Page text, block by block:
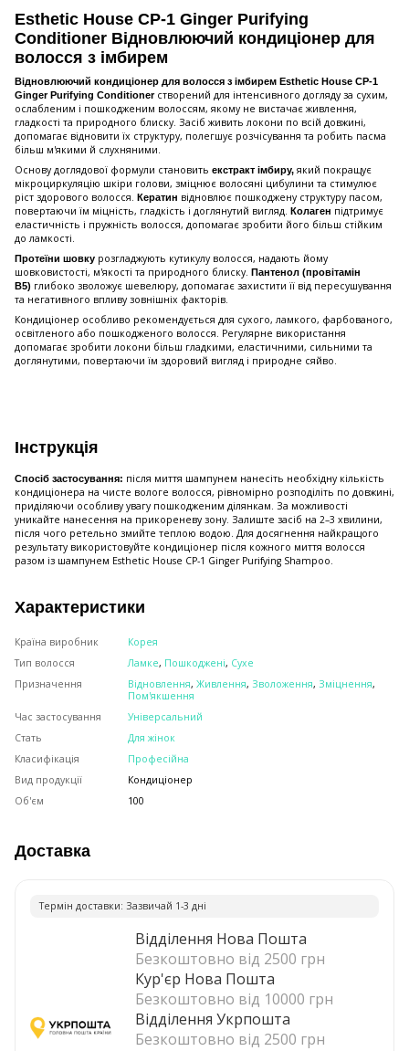
Esthetic House CP-1 Ginger Purifying
Conditioner Відновлюючий кондиціонер для
волосся з імбирем
Відновлюючий кондиціонер для волосся з імбирем Esthetic House CP-1
Ginger Purifying Conditionerстворений для інтенсивного догляду за сухим,
ослабленим і пошкодженим волоссям, якому не вистачає живлення,
гладкості та природного блиску. Засіб живить локони по всій довжині,
допомагає відновити їх структуру, полегшує розчісування та робить пасма
більш м'якими й слухняними.
Основу доглядової формули становить екстракт імбиру, який покращує
мікроциркуляцію шкіри голови, зміцнює волосяні цибулини та стимулює
ріст здорового волосся. Кератин відновлює пошкоджену структуру пасом,
повертаючи їм міцність, гладкість і доглянутий вигляд. Колаген підтримує
еластичність і пружність волосся, допомагає зробити його більш стійким
до ламкості.
Протеїни шовку розгладжують кутикулу волосся, надають йому
шовковистості, м'якості та природного блиску. Пантенол (провітамін
B5) глибоко зволожує шевелюру, допомагає захистити її від пересушування
та негативного впливу зовнішніх факторів.
Кондиціонер особливо рекомендується для сухого, ламкого, фарбованого,
освітленого або пошкодженого волосся. Регулярне використання
допомагає зробити локони більш гладкими, еластичними, сильними та
доглянутими, повертаючи їм здоровий вигляд і природне сяйво.
Інструкція
Спосіб застосування: після миття шампунем нанесіть необхідну кількість
кондиціонера на чисте вологе волосся, рівномірно розподіліть по довжині,
приділяючи особливу увагу пошкодженим ділянкам. За можливості
уникайте нанесення на прикореневу зону. Залиште засіб на 2–3 хвилини,
після чого ретельно змийте теплою водою. Для досягнення найкращого
результату використовуйте кондиціонер після кожного миття волосся
разом із шампунем Esthetic House CP-1 Ginger Purifying Shampoo.
Характеристики
Країна виробник
Корея
Тип волосся
Ламке, Пошкоджені, Сухе
Призначення
Відновлення, Живлення, Зволоження, Зміцнення,
Пом'якшення
Час застосування
Універсальний
Стать
Для жінок
Класифікація
Професійна
Вид продукції
Кондиціонер
Об'єм
100
Доставка
Термiн доставки: Зазвичай 1-3 днi
Відділення Нова Пошта
Безкоштовно від 2500 грн
Кур'єр Нова Пошта
Безкоштовно від 10000 грн
Відділення Укрпошта
Безкоштовно від 2500 грн